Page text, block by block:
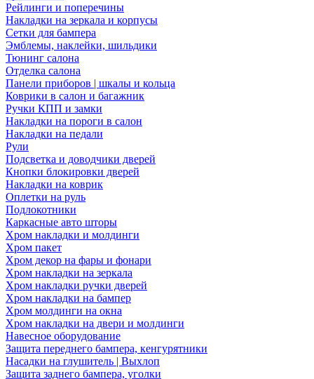
Рейлинги и поперечины
Накладки на зеркала и корпусы
Сетки для бампера
Эмблемы, наклейки, шильдики
Тюнинг салона
Отделка салона
Панели приборов | шкалы и кольца
Коврики в салон и багажник
Ручки КПП и замки
Накладки на пороги в салон
Накладки на педали
Рули
Подсветка и доводчики дверей
Кнопки блокировки дверей
Накладки на коврик
Оплетки на руль
Подлокотники
Каркасные авто шторы
Хром накладки и молдинги
Хром пакет
Хром декор на фары и фонари
Хром накладки на зеркала
Хром накладки ручки дверей
Хром накладки на бампер
Хром молдинги на окна
Хром накладки на двери и молдинги
Навесное оборудование
Защита переднего бампера, кенгурятники
Насадки на глушитель | Выхлоп
Защита заднего бампера, уголки